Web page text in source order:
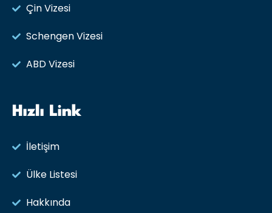
Çin Vizesi
Schengen Vizesi
ABD Vizesi
Hızlı Link
İletişim
Ülke Listesi
Hakkında